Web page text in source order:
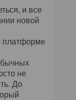
и все
новой
платформе
не
До